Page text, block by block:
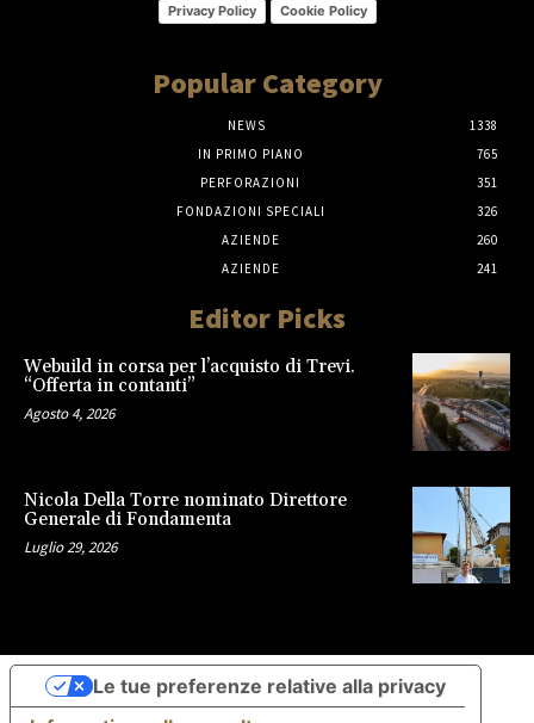
Privacy Policy Cookie Policy
Popular Category
NEWS
1338
IN PRIMO PIANO
765
PERFORAZIONI
351
FONDAZIONI SPECIALI
326
AZIENDE
260
AZIENDE
241
Editor Picks
Webuild in corsa per l’acquisto di Trevi.
“Offerta in contanti”
Agosto 4, 2026
Nicola Della Torre nominato Direttore
Generale di Fondamenta
Luglio 29, 2026
Le tue preferenze relative alla privacy